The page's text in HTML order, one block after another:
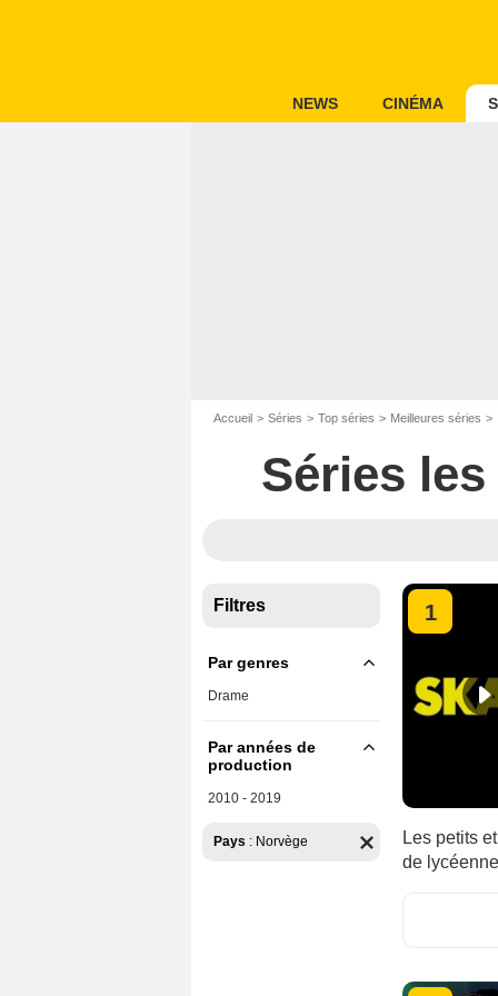
NEWS CINÉMA
Accueil Séries Top séries Meilleures séries
Séries
Filtres
Par genres
Drame
Par années de
production
2010 - 2019
Pays : Norvège
1
Les petits
de